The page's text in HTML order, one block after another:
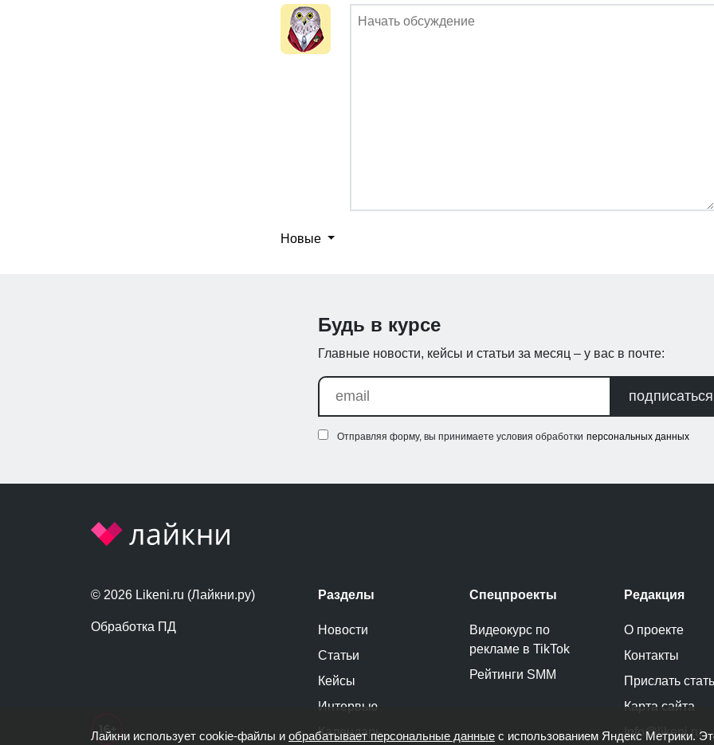
Новые
Будь в курсе
Главные новости, кейсы и статьи за месяц – у вас в почте:
подписаться
Отправляя форму, вы принимаете условия обработки персональных данных
© 2026 Likeni.ru (Лайкни.ру)
Обработка ПД
Разделы
Новости
Статьи
Кейсы
Интервью
Календарь
Спецпроекты
Видеокурс по
рекламе в TikTok
Рейтинги SMM
Редакция
О проекте
Контакты
Прислать
Карта сайта
Info@likeni.ru
Лайкни использует cookie-файлы и обрабатывает персональные данные с использованием Яндекс Метрики.